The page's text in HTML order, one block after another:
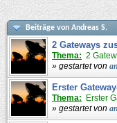
Beiträge von Andreas S.
2 Gateways
Thema: 2
» gestartet von
Erster
Thema: Erster
» gestartet von